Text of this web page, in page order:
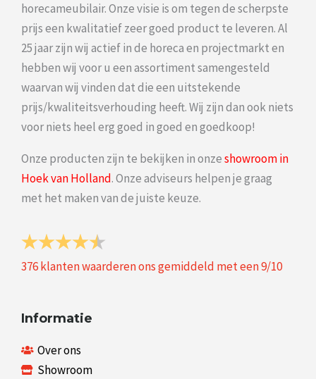
horecameubilair. Onze visie is om tegen de scherpste
prijs een kwalitatief zeer goed product te leveren. Al
25 jaar zijn wij actief in de horeca en projectmarkt en
hebben wij voor u een assortiment samengesteld
waarvan wij vinden dat die een uitstekende
prijs/kwaliteitsverhouding heeft. Wij zijn dan ook niets
voor niets heel erg goed in goed en goedkoop!
Onze producten zijn te bekijken in onzeshowroom in
Hoek van Holland. Onze adviseurs helpen je graag
met het maken van de juiste keuze.
376klanten waarderen ons gemiddeld met een9/10
Informatie
Over ons
Showroom